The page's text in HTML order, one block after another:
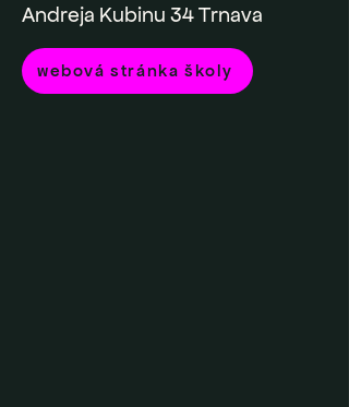
Andreja Kubinu 34 Trnava
webová stránka školy